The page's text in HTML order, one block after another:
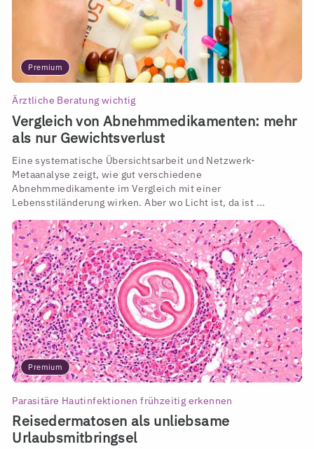
Premium
Ärztliche Beratung wichtig
Vergleich von Abnehmmedikamenten: mehr
als nur Gewichtsverlust
Eine systematische Übersichtsarbeit und Netzwerk-
Metaanalyse zeigt, wie gut verschiedene
Abnehmmedikamente im Vergleich mit einer
Lebensstiländerung wirken. Aber wo Licht ist, da ist ...
Premium
Parasitäre Hautinfektionen frühzeitig erkennen
Reisedermatosen als unliebsame
Urlaubsmitbringsel